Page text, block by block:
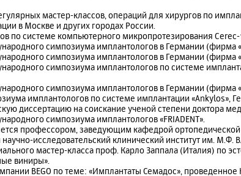
мастер-классов, операций для хирургов по
в Москве и других городах России.
по системе компьютерного микропротезирования Cerec-
симпозиума имплантологов в Германии (фирма
симпозиума имплантологов в Германии (фирма
симпозиума имплантологов по системе
симпозиума имплантологов в Германии (фирма
имплантологов по системе имплантации «Ankylos»,
диссертацию на соискание ученой степени доктора
симпозиума имплантологов «FRIADENT».
профессором, заведующим кафедрой
исследовательский клинический институт им. М.Ф.
мастер-класса проф. Карло Заппала (Италия) по
виниры».
BEGO по теме: «Имплантаты Семадос»,